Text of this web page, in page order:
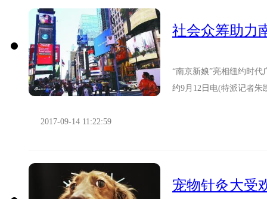
社会众筹助力
“南京新娘”亮相纽约时
约9月12日电(特派记者朱
2017-09-14 11:22:59
宠物针灸大受